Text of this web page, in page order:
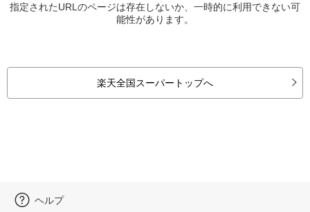
指定されたURLのページは存在しないか、一時的に利用できない可
能性があります。
楽天全国スーパートップへ
ヘルプ